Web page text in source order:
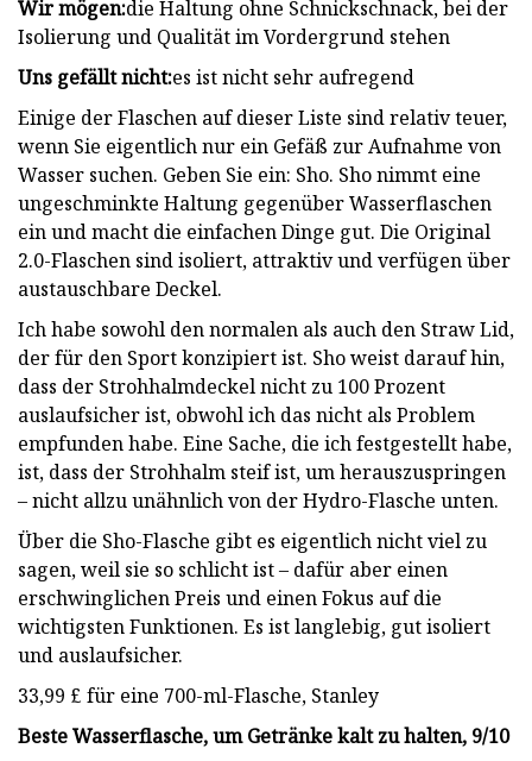
Wir mögen:die Haltung ohne Schnickschnack, bei der
Isolierung und Qualität im Vordergrund stehen
Uns gefällt nicht:es ist nicht sehr aufregend
Einige der Flaschen auf dieser Liste sind relativ teuer,
wenn Sie eigentlich nur ein Gefäß zur Aufnahme von
Wasser suchen. Geben Sie ein: Sho. Sho nimmt eine
ungeschminkte Haltung gegenüber Wasserflaschen
ein und macht die einfachen Dinge gut. Die Original
2.0-Flaschen sind isoliert, attraktiv und verfügen über
austauschbare Deckel.
Ich habe sowohl den normalen als auch den Straw Lid,
der für den Sport konzipiert ist. Sho weist darauf hin,
dass der Strohhalmdeckel nicht zu 100 Prozent
auslaufsicher ist, obwohl ich das nicht als Problem
empfunden habe. Eine Sache, die ich festgestellt habe,
ist, dass der Strohhalm steif ist, um herauszuspringen
– nicht allzu unähnlich von der Hydro-Flasche unten.
Über die Sho-Flasche gibt es eigentlich nicht viel zu
sagen, weil sie so schlicht ist – dafür aber einen
erschwinglichen Preis und einen Fokus auf die
wichtigsten Funktionen. Es ist langlebig, gut isoliert
und auslaufsicher.
33,99 £ für eine 700-ml-Flasche, Stanley
Beste Wasserflasche, um Getränke kalt zu halten, 9/10